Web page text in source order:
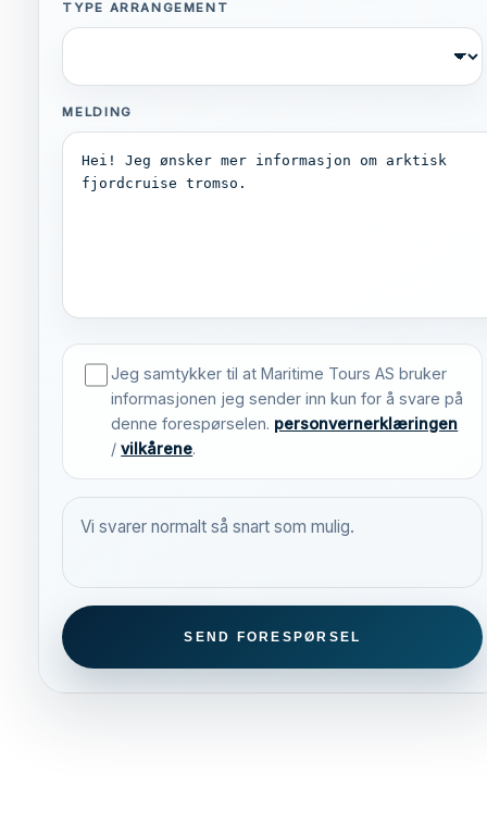
TYPE ARRANGEMENT
MELDING
Jeg samtykker til at Maritime Tours AS bruker
informasjonen jeg sender inn kun for å svare på
denne forespørselen. personvernerklæringen
/vilkårene.
Vi svarer normalt så snart som mulig.
SEND FORESPØRSEL